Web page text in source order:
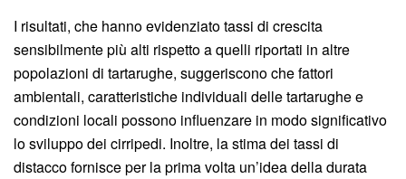
I risultati, che hanno evidenziato tassi di crescita
sensibilmente più alti rispetto a quelli riportati in altre
popolazioni di tartarughe, suggeriscono che fattori
ambientali, caratteristiche individuali delle tartarughe e
condizioni locali possono influenzare in modo significativo
lo sviluppo dei cirripedi. Inoltre, la stima dei tassi di
distacco fornisce per la prima volta un’idea della durata